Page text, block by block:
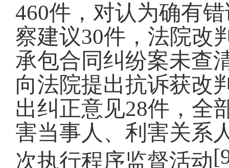
460件， 对认为确有
察建议30件，法院改
承包合同纠纷案未查
向法院提出抗诉获改
出纠正意见28件，全
害当事人、利害关系
次执行程序监督活动